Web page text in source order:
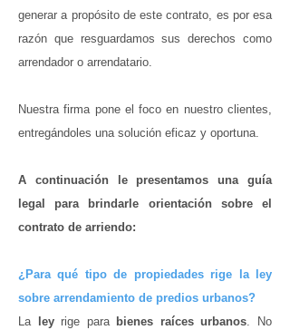
generar a propósito de este contrato, es por esa
razón que resguardamos sus derechos como
arrendador o arrendatario.
Nuestra firma pone el foco en nuestro clientes,
entregándoles una solución eficaz y oportuna.
A continuación le presentamos una guía
legal para brindarle orientación sobre el
contrato de arriendo:
¿Para qué tipo de propiedades rige la ley
sobre arrendamiento de predios urbanos?
La
leyrige para bienes raíces urbanos. No